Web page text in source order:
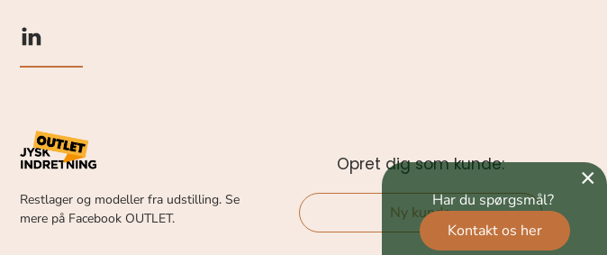
Restlager og modeller fra udstilling. Se
mere på Facebook OUTLET.
Opret dig som kunde:
Ny kunde
×
Har du spørgsmål?
Kontakt os her